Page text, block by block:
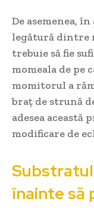
De asemenea,
legătură dintre
trebuie să fie
momeala de pe
momitorul a
braț de strună
adesea această
modificare de
înainte să